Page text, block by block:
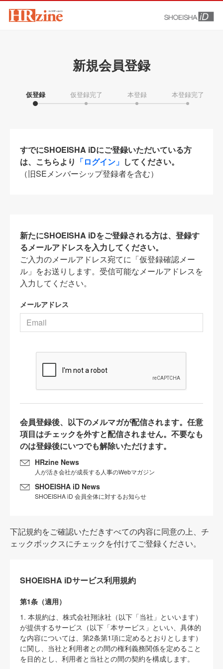
新規会員登録
仮登録 仮登録完了 本登録 本登録完了
すでにSHOEISHA iDにご登録いただいている方
は、こちらより 「ログイン」 してください。
（旧SEメンバーシップ登録者を含む）
新たにSHOEISHA iDをご登録される方は、登録す
るメールアドレスを入力してください。
ご入力のメールアドレス宛てに「仮登録確認メー
ル」をお送りします。受信可能なメールアドレスを
入力してください。
メールアドレス
会員登録後、以下のメルマガが配信されます。任意
項目はチェックを外すと配信されません。不要なも
のは登録後にいつでも解除いただけます。
HRzine News
人が活き会社が成長する人事のWebマガジン
SHOEISHA iD News
SHOEISHA iD 会員全体に対するお知らせ
下記規約をご確認いただきすべての内容に同意の上、チ
ェックボックスにチェックを付けてご登録ください。
SHOEISHA iDサービス利用規約
第1条（適用）
1. 本規約は、株式会社翔泳社（以下「当社」といいます）
が提供するサービス（以下「本サービス」といい、具体的
な内容については、第2条第1項に定めるとおりとします）
に関し、当社と利用者との間の権利義務関係を定めること
を目的とし、利用者と当社との間の契約を構成します。